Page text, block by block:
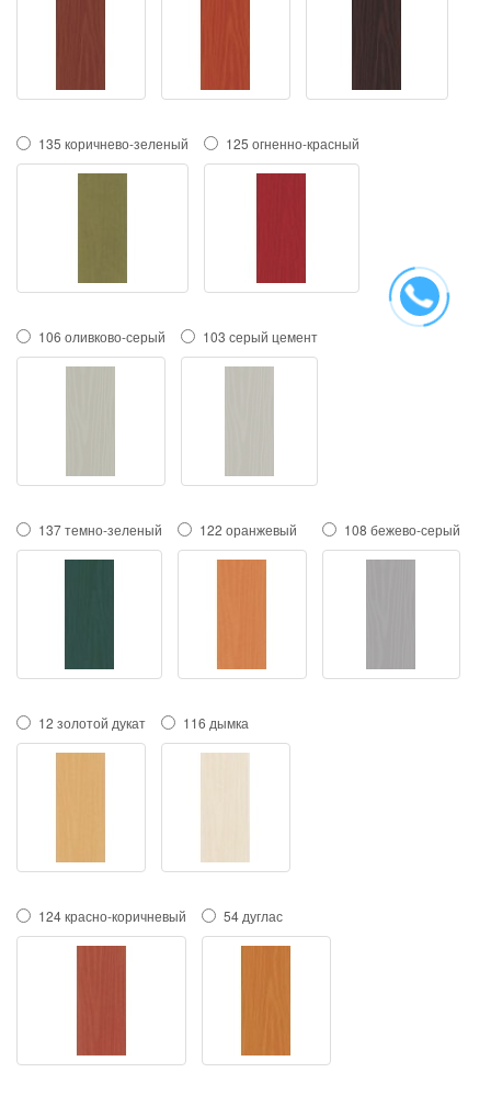
135 коричнево-зеленый 125 огненно-красный
106 оливково-серый 103 серый цемент
137 темно-зеленый 122 оранжевый 108 бежево-серый
12 золотой дукат 116 дымка
124 красно-коричневый 54 дуглас